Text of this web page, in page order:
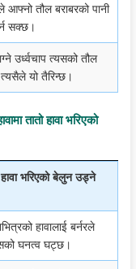
आफ्नो तौल बराबरको पानी
सक्छ।
उर्ध्वचाप त्यसको तौल
यो तैरिन्छ।
तातो हावा भरिएको
हावा भरिएको बेलुन उड्ने
हावालाई बर्नरले
घनत्व घट्छ।